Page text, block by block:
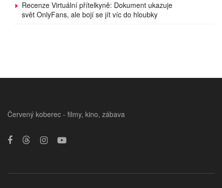
Recenze Virtuální přítelkyně: Dokument ukazuje
svět OnlyFans, ale bojí se jít víc do hloubky
Červený koberec - filmy, kino, zábava